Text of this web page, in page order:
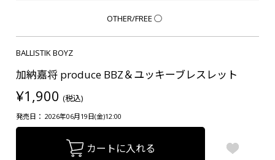
OTHER/FREE ○
BALLISTIK BOYZ
加納嘉将 produce BBZ＆ユッキーブレスレット
¥1,900 (税込)
発売日： 2026年06月19日(金)12:00
カートに入れる